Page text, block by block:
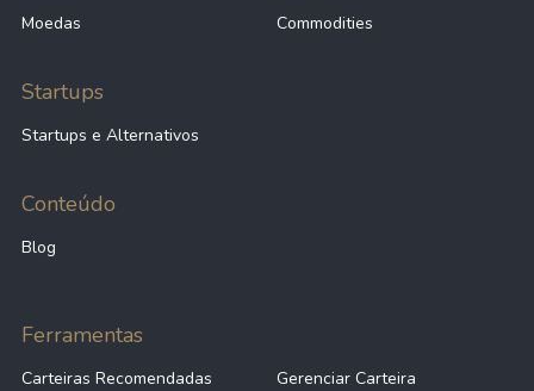
Moedas
Commodities
Startups
Startups e Alternativos
Conteúdo
Blog
Ferramentas
Carteiras Recomendadas
Gerenciar Carteira